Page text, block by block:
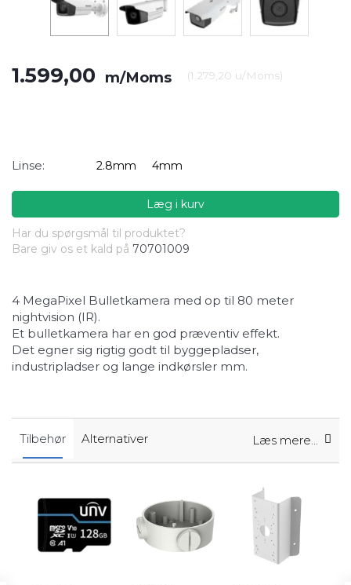
1.599,00 m/Moms (1.279,20 u/Moms)
Linse: 2.8mm 4mm
Læg i kurv
Har du spørgsmål til produktet?
Bare giv os et kald på 70701009
4 MegaPixel Bulletkamera med op til 80 meter
nightvision (IR).
Et bulletkamera har en god præventiv effekt.
Det egner sig rigtig godt til byggepladser,
industripladser og lange indkørsler mm.
Læs mere...
Tilbehør Alternativer